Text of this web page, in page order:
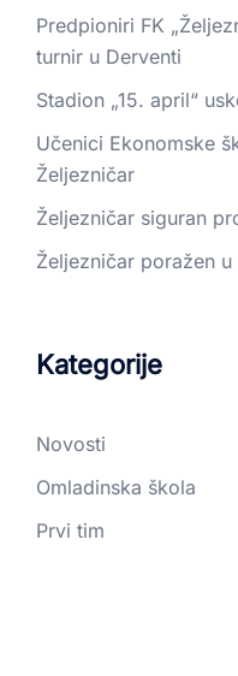
Predpioniri FK
turnir u Derventi
Stadion „15. april“
Učenici Ekonomske
Željezničar
Željezničar siguran
Željezničar poražen
Kategorije
Novosti
Omladinska škola
Prvi tim